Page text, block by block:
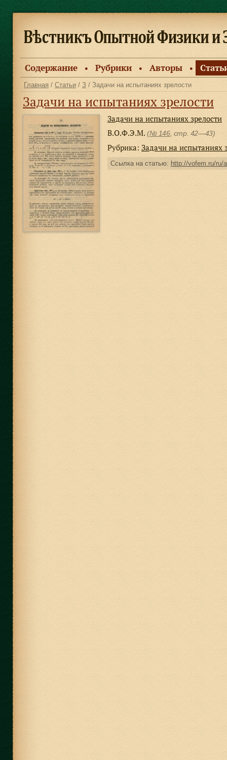
Содержание ● Рубрики ● Авторы ●
Главная / Статьи / З / Задачи на испытаниях зрелости
Задачи на испытаниях зрелости
Задачи на испытаниях зрелости
В.О.Ф.Э.М. (№ 146, стр. 42—43)
Рубрика: Задачи на испытаниях
Ссылка на статью: http://vofem.ru/ru/